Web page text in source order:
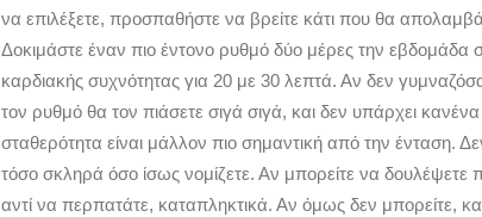
να επιλέξετε, προσπαθήστε να βρείτε κάτι που θα
Δοκιμάστε έναν πιο έντονο ρυθμό δύο μέρες την εβδομάδα
καρδιακής συχνότητας για 20 με 30 λεπτά. Αν δεν
τον ρυθμό θα τον πιάσετε σιγά σιγά, και δεν υπάρχει
σταθερότητα είναι μάλλον πιο σημαντική από την ένταση.
τόσο σκληρά όσο ίσως νομίζετε. Αν μπορείτε να δουλέψετε
αντί να περπατάτε, καταπληκτικά. Αν όμως δεν μπορείτε,